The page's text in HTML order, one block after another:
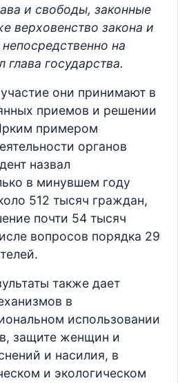
и свободы, законные
верховенство закона и
на
глава государства.
они принимают в
приемов и решении
примером
органов
назвал
в минувшем году
512 тысяч граждан,
почти 54 тысяч
вопросов порядка 29
также дает
в
использовании
защите женщин и
и насилия, в
и экологическом